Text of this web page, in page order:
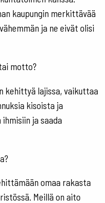
kaupungin merkittävää
ja ne eivät olisi
motto?
kehittyä lajissa, vaikuttaa
kisoista ja
ja saada
omaa rakasta
Meillä on aito